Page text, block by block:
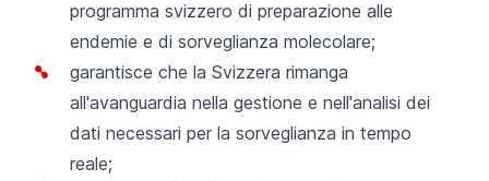
programma svizzero di preparazione alle
endemie e di sorveglianza molecolare;
garantisce che la Svizzera rimanga
all'avanguardia nella gestione e nell'analisi dei
dati necessari per la sorveglianza in tempo
reale;